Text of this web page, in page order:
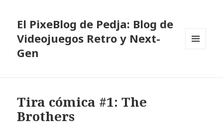
El PixeBlog de Pedja: Blog de
Videojuegos Retro y Next-
Gen
Tira cómica #1: The
Brothers